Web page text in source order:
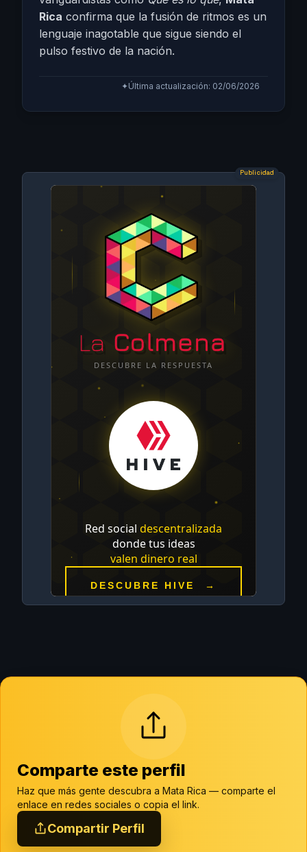
Rica confirma que la fusión de ritmos es un
lenguaje inagotable que sigue siendo el
pulso festivo de la nación.
✦Última actualización: 02/06/2026
Publicidad
Comparte este perfil
Haz que más gente descubra a Mata Rica — comparte el
enlace en redes sociales o copia el link.
Compartir Perfil